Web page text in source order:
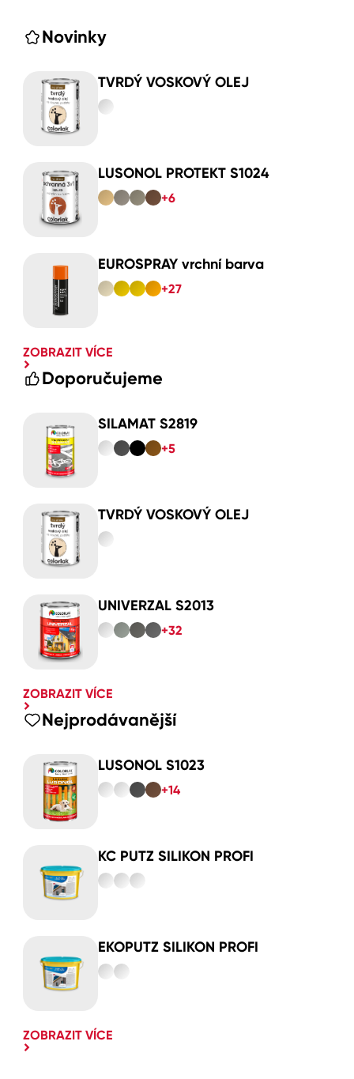
Novinky
TVRDÝ VOSKOVÝ OLEJ
LUSONOL PROTEKT S1024
+6
EUROSPRAY vrchní barva
+27
ZOBRAZIT VÍCE
Doporučujeme
SILAMAT S2819
+5
TVRDÝ VOSKOVÝ OLEJ
UNIVERZAL S2013
+32
ZOBRAZIT VÍCE
Nejprodávanější
LUSONOL S1023
+14
KC PUTZ SILIKON PROFI
EKOPUTZ SILIKON PROFI
ZOBRAZIT VÍCE